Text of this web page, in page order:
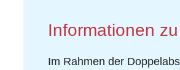
Informationen
Im Rahmen der